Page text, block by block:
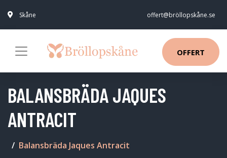
Skåne offert@bröllopskåne.se
OFFERT
BALANSBRÄDA JAQUES
ANTRACIT
Balansbräda Jaques Antracit